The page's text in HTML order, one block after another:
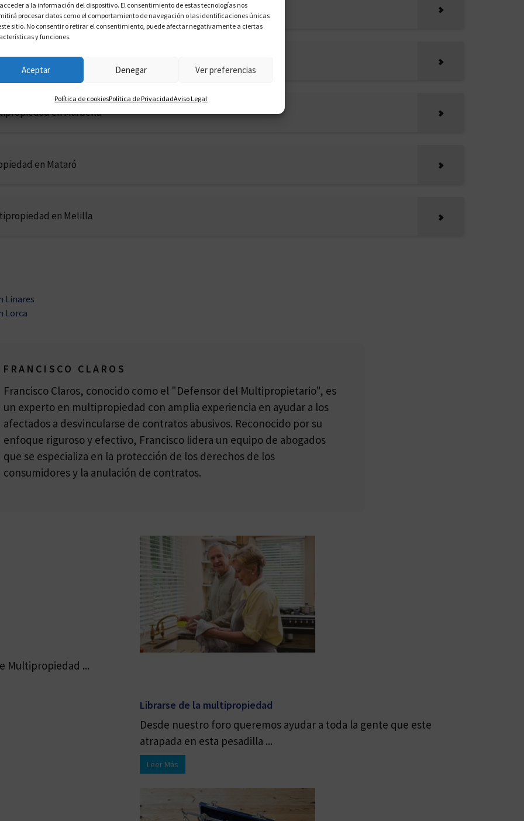
a la información del dispositivo. El consentimiento de estas tecnologías nos
procesar datos como el comportamiento de navegación o las identificaciones únicas
sitio. No consentir o retirar el consentimiento, puede afectar negativamente a ciertas
y funciones.
Aceptar Denegar Ver preferencias
Política de cookiesPolítica de PrivacidadAviso Legal
en Majadahonda
en Manresa
en Marbella
en Mataró
en Melilla
Linares
Lorca
FRANCISCO CLAROS
Francisco Claros, conocido como el "Defensor del Multipropietario", es
un experto en multipropiedad con amplia experiencia en ayudar a los
afectados a desvincularse de contratos abusivos. Reconocido por su
enfoque riguroso y efectivo, Francisco lidera un equipo de abogados
que se especializa en la protección de los derechos de los
consumidores y la anulación de contratos.
Multipropiedad ...
Librarse de la multipropiedad
Desde nuestro foro queremos ayudar a toda la gente que este
atrapada en esta pesadilla ...
Leer Más